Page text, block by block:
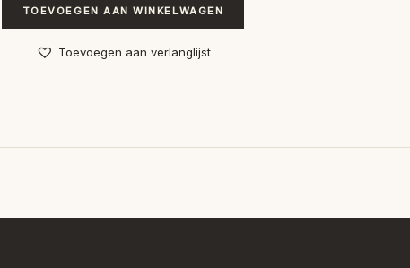
TOEVOEGEN AAN WINKELWAGEN
Toevoegen aan verlanglijst